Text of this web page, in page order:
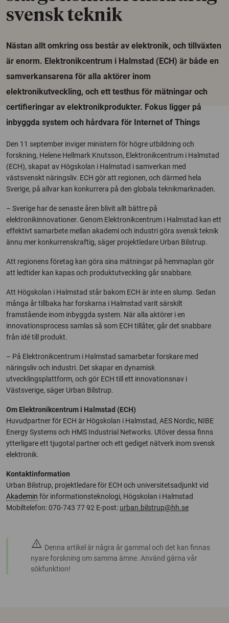
svensk teknik
Nästan allt omkring oss består av elektronik, och tillväxten
är enorm. Elektronikcentrum i Halmstad (ECH) är både en
samverkansarena för alla aktörer inom
elektronikutveckling, och ett testhus för mätningar och
certifieringar av elektronikprodukter. Fokus ligger på
inbyggda system och hårdvara för Internet of Things
Den 11 september inviger ministern för högre utbildning och
forskning, Helene Hellmark Knutsson, Elektronikcentrum i Halmstad
(ECH), skapat av Högskolan i Halmstad i samverkan med
västsvenskt näringsliv. ECH gör att regionen, och därmed hela
Sverige, på allvar kan konkurrera på den globala teknikmarknaden.
– Sverige har de senaste åren blivit allt bättre på
elektronikinnovationer. Genom Elektronikcentrum i Halmstad kan ett
effektivt samarbete mellan akademi och industri göra svensk teknik
ännu mer konkurrenskraftig, säger projektledare Urban Bilstrup.
Att regionens företag kan göra sina mätningar på hemmaplan gör
att ledtider kan kapas och produktutveckling går snabbare.
Att Högskolan i Halmstad står bakom ECH är inte en slump. Sedan
många år tillbaka har forskarna i Halmstad varit särskilt
framstående inom inbyggda system. När alla aktörer i en
innovationsprocess samlas så som ECH tillåter, går det snabbare
från idé till produkt.
– På Elektronikcentrum i Halmstad samarbetar forskare med
näringsliv och industri. Det skapar en dynamisk
utvecklingsplattform, och gör ECH till ett innovationsnav i
Västsverige, säger Urban Bilstrup.
Om Elektronikcentrum i Halmstad (ECH)
Huvudpartner för ECH är Högskolan i Halmstad, AES Nordic, NIBE
Energy Systems och HMS Industrial Networks. Utöver dessa finns
ytterligare ett tjugotal partner och ett gediget nätverk inom svensk
elektronik.
Kontaktinformation
Urban Bilstrup, projektledare för ECH och universitetsadjunkt vid
Akademin för informationsteknologi, Högskolan i Halmstad
Mobiltelefon: 070-743 77 92 E-post: urban.bilstrup@hh.se
warning Denna artikel är några år gammal och det kan finnas
nyare forskning om samma ämne. Använd gärna vår
sökfunktion!